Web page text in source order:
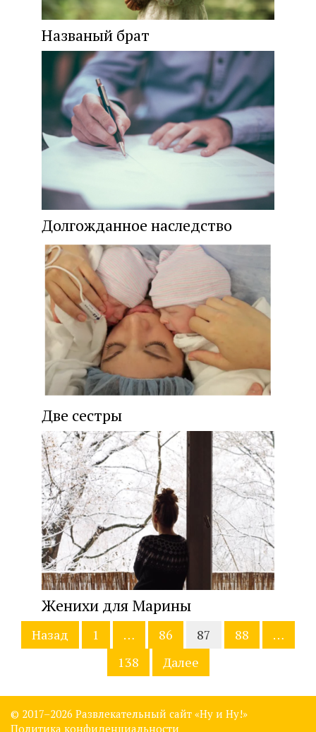
Названый брат
Долгожданное наследство
Две сестры
Женихи для Марины
Навигация
Назад 1 … 86 87 88
…
138
Далее
© 2017–2026 Развлекательный сайт «Ну и Ну!»
Политика конфиденциальности